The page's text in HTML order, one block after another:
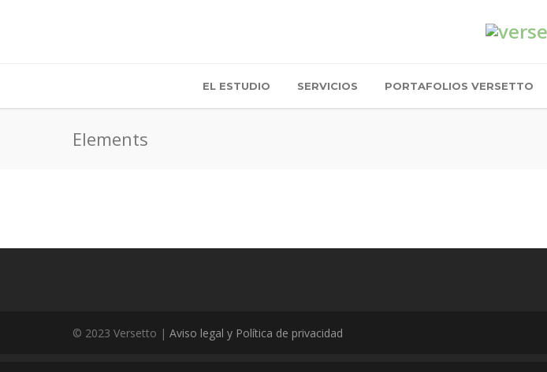
EL ESTUDIO SERVICIOS PORTAFOLIOS VERSETTO
Elements
© 2023 Versetto | Aviso legal y Política de privacidad